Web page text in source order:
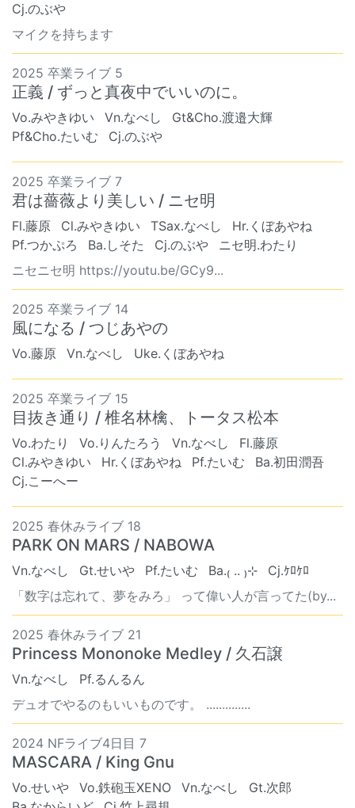
Cj.のぶや
マイクを持ちます
2025 卒業ライブ 5
正義 / ずっと真夜中でいいのに。
Vo.みやきゆい Vn.なべし
Gt&Cho.渡邉大輝
Pf&Cho.たいむ
Cj.のぶや
2025 卒業ライブ 7
君は薔薇より美しい / ニセ明
Fl.藤原 Cl.みやきゆい TSax.なべし
Hr.くぼあやね
Pf.つかぷろ
Ba.しそた Cj.のぶや
ニセ明.わたり
ニセニセ明 https://youtu.be/GCy9...
2025 卒業ライブ 14
風になる / つじあやの
Vo.藤原 Vn.なべし Uke.くぼあやね
2025 卒業ライブ 15
目抜き通り / 椎名林檎、トータス松本
Vo.わたり Vo.りんたろう Vn.なべし
Fl.藤原
Cl.みやきゆい
Hr.くぼあやね Pf.たいむ
Ba.初田潤吾
Cj.こーへー
2025 春休みライブ 18
PARK ON MARS / NABOWA
Vn.なべし Gt.せいや Pf.たいむ Ba.₍ .. ₎⊹
Cj.ｹﾛｹﾛ
「数字は忘れて、夢をみろ」 って偉い人が言ってた(by...
2025 春休みライブ 21
Princess Mononoke Medley / 久石譲
Vn.なべし
Pf.るんるん
デュオでやるのもいいものです。 ..............
2024 NFライブ4日目 7
MASCARA / King Gnu
Vo.せいや Vo.鉄砲玉XENO Vn.なべし
Gt.次郎